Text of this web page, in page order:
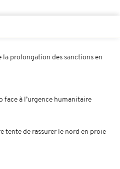
la prolongation des sanctions en
face à l’urgence humanitaire
tente de rassurer le nord en proie